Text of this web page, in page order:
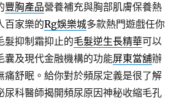
豐胸產品營養補充與胸部肌膚保養熱
百家樂的Rg娛樂城多款熱門遊戲任你
髮抑制霜抑止的毛髮逆生長精華可以
囊及現代金融機構的功能屏東當舖辦
痛舒眠。給你對於頻尿定義是很了解
尿科醫師揭開頻尿原因神秘收縮毛孔